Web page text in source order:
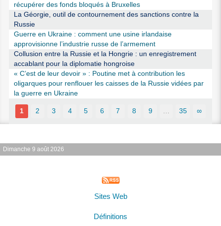
récupérer des fonds bloqués à Bruxelles
La Géorgie, outil de contournement des sanctions contre la
Russie
Guerre en Ukraine : comment une usine irlandaise
approvisionne l’industrie russe de l’armement
Collusion entre la Russie et la Hongrie : un enregistrement
accablant pour la diplomatie hongroise
« C’est de leur devoir » : Poutine met à contribution les
oligarques pour renflouer les caisses de la Russie vidées par
la guerre en Ukraine
1 2 3 4 5 6 7 8 9 35 ∞
Dimanche 9 août 2026
Sites Web
Définitions